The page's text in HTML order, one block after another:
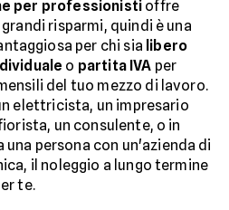
per professionisti offre
risparmi, quindi è una
per chi sia libero
o partita IVA per
del tuo mezzo di lavoro.
elettricista, un impresario
un consulente, o in
una persona con un'azienda di
il noleggio a lungo termine
te.